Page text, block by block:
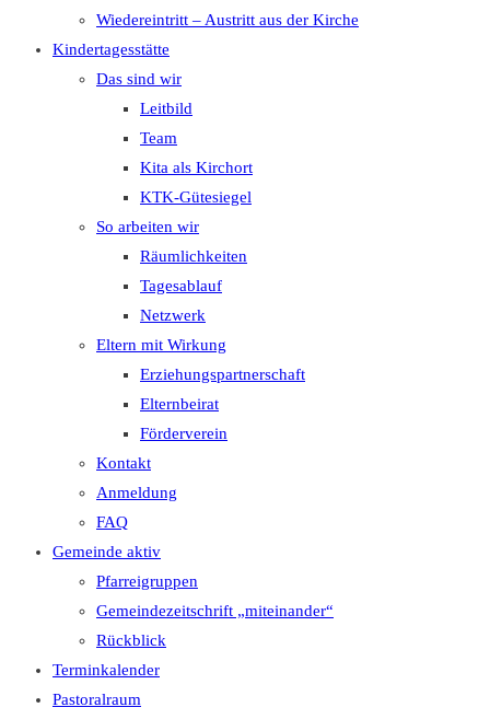
Wiedereintritt – Austritt aus der Kirche
Kindertagesstätte
Das sind wir
Leitbild
Team
Kita als Kirchort
KTK-Gütesiegel
So arbeiten wir
Räumlichkeiten
Tagesablauf
Netzwerk
Eltern mit Wirkung
Erziehungspartnerschaft
Elternbeirat
Förderverein
Kontakt
Anmeldung
FAQ
Gemeinde aktiv
Pfarreigruppen
Gemeindezeitschrift „miteinander“
Rückblick
Terminkalender
Pastoralraum